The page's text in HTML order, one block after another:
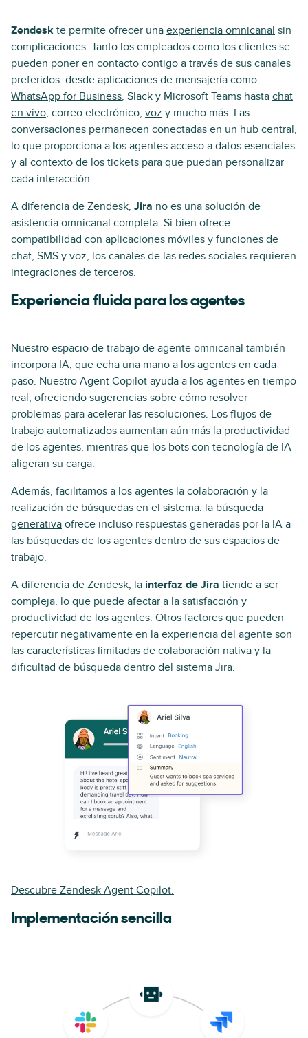
Zendesk te permite ofrecer una experiencia omnicanal sin
complicaciones. Tanto los empleados como los clientes se
pueden poner en contacto contigo a través de sus canales
preferidos: desde aplicaciones de mensajería como
WhatsApp for Business, Slack y Microsoft Teams hasta chat
en vivo, correo electrónico, voz y mucho más. Las
conversaciones permanecen conectadas en un hub central,
lo que proporciona a los agentes acceso a datos esenciales
y al contexto de los tickets para que puedan personalizar
cada interacción.
A diferencia de Zendesk, Jira no es una solución de
asistencia omnicanal completa. Si bien ofrece
compatibilidad con aplicaciones móviles y funciones de
chat, SMS y voz, los canales de las redes sociales requieren
integraciones de terceros.
Experiencia fluida para los agentes
Nuestro espacio de trabajo de agente omnicanal también
incorpora IA, que echa una mano a los agentes en cada
paso. Nuestro Agent Copilot ayuda a los agentes en tiempo
real, ofreciendo sugerencias sobre cómo resolver
problemas para acelerar las resoluciones. Los flujos de
trabajo automatizados aumentan aún más la productividad
de los agentes, mientras que los bots con tecnología de IA
aligeran su carga.
Además, facilitamos a los agentes la colaboración y la
realización de búsquedas en el sistema: la búsqueda
generativa ofrece incluso respuestas generadas por la IA a
las búsquedas de los agentes dentro de sus espacios de
trabajo.
A diferencia de Zendesk, la interfaz de Jira tiende a ser
compleja, lo que puede afectar a la satisfacción y
productividad de los agentes. Otros factores que pueden
repercutir negativamente en la experiencia del agente son
las características limitadas de colaboración nativa y la
dificultad de búsqueda dentro del sistema Jira.
Descubre Zendesk Agent Copilot.
Implementación sencilla